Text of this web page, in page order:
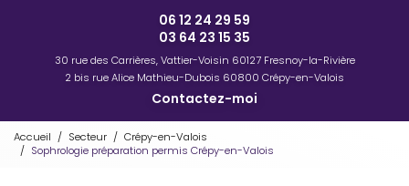
06 12 24 29 59
03 64 23 15 35
30 rue des Carrières, Vattier-Voisin 60127 Fresnoy-la-Rivière
2 bis rue Alice Mathieu-Dubois 60800 Crépy-en-Valois
Contactez-moi
Accueil Secteur
Crépy-en-Valois
Sophrologie préparation permis Crépy-en-Valois